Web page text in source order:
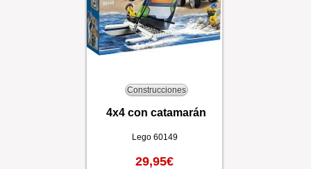
Construcciones
4x4 con catamarán
Lego 60149
29,95€